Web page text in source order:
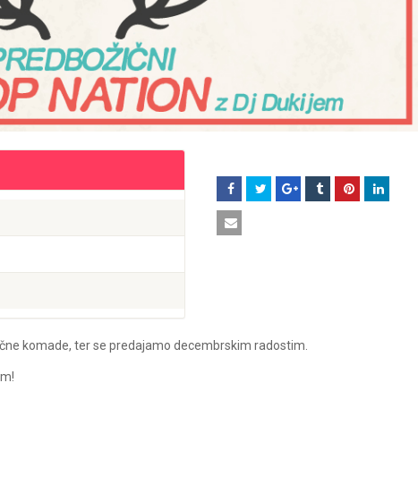
komade, ter se predajamo decembrskim radostim.